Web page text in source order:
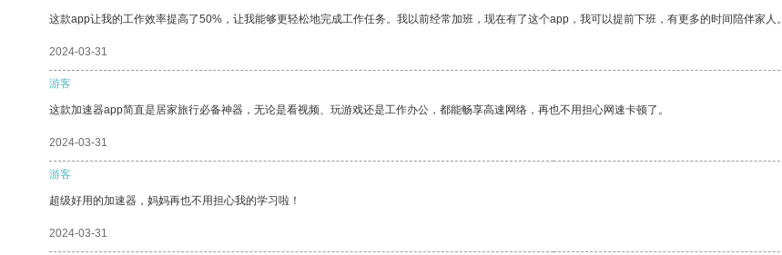
这款app让我的工作效率提高了50%，让我能够更轻松地完成工作任务。我以前经常加班，现在有了这个app，我可以提前下班，有更多的时间陪伴家人。
2024-03-31
游客
这款加速器app简直是居家旅行必备神器，无论是看视频、玩游戏还是工作办公，都能畅享高速网络，再也不用担心网速卡顿了。
2024-03-31
游客
超级好用的加速器，妈妈再也不用担心我的学习啦！
2024-03-31